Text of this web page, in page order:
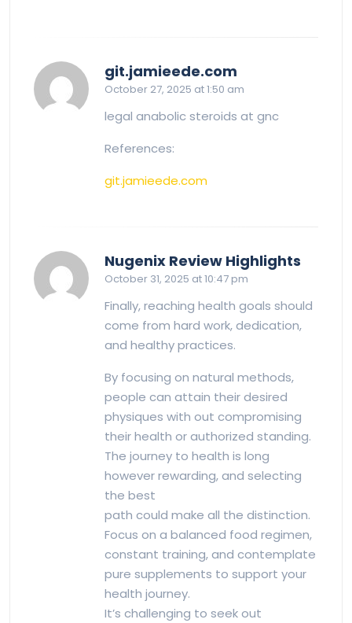
git.jamieede.com
October 27, 2025 at 1:50 am
legal anabolic steroids at gnc
References:
git.jamieede.com
Nugenix Review Highlights
October 31, 2025 at 10:47 pm
Finally, reaching health goals should
come from hard work, dedication,
and healthy practices.
By focusing on natural methods,
people can attain their desired
physiques with out compromising
their health or authorized standing.
The journey to health is long
however rewarding, and selecting
the best
path could make all the distinction.
Focus on a balanced food regimen,
constant training, and contemplate
pure supplements to support your
health journey.
It’s challenging to seek out